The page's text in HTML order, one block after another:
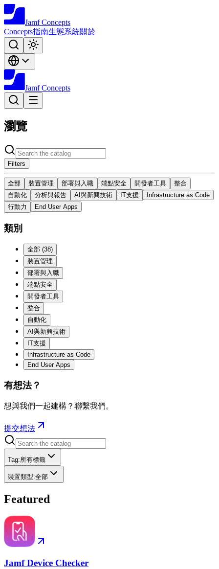
Jamf Concepts
Concepts指南生態系統關於
Jamf Concepts
瀏覽
Filters
全部 裝置管理 部署與入職 端點安全 開發者工具
整合
自動化
分析與報告 AI與新興技術 IT支援
Infrastructure as Code
行動力
End User Apps
類別
全部 (38)
裝置管理
部署與入職
端點安全
開發者工具
整合
自動化
AI與新興技術
IT支援
Infrastructure as Code
End User Apps
有想法？
想與我們一起建構？聯繫我們。
提交想法
Tag:所有標籤
裝置類型:全部
Featured
Jamf Device Checker